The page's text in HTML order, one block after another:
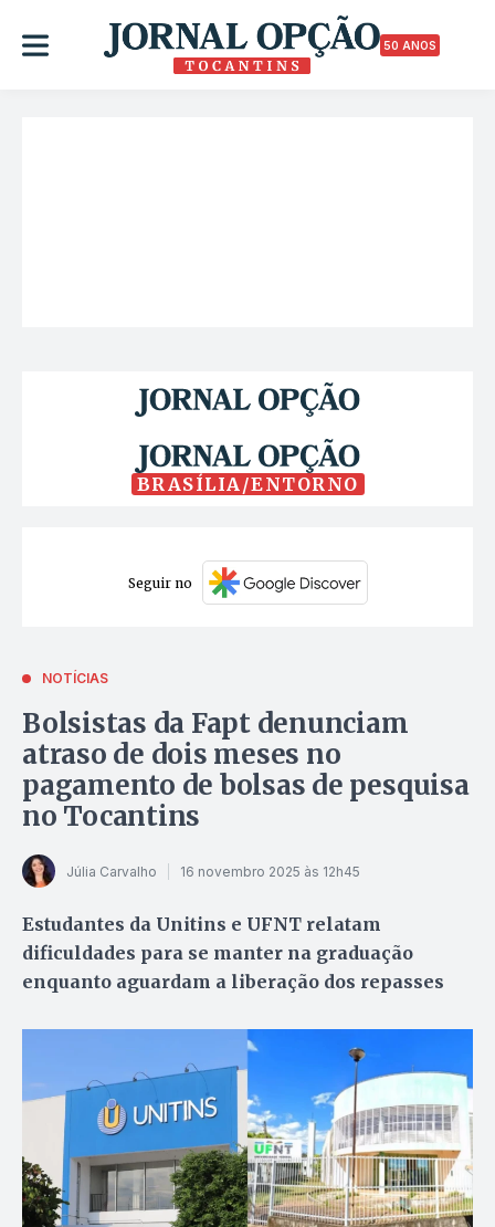
50 ANOS
BRASÍLIA/ENTORNO
Seguir no
NOTÍCIAS
Bolsistas da Fapt denunciam
atraso de dois meses no
pagamento de bolsas de pesquisa
no Tocantins
Júlia Carvalho 16 novembro 2025 às 12h45
Estudantes da Unitins e UFNT relatam
dificuldades para se manter na graduação
enquanto aguardam a liberação dos repasses